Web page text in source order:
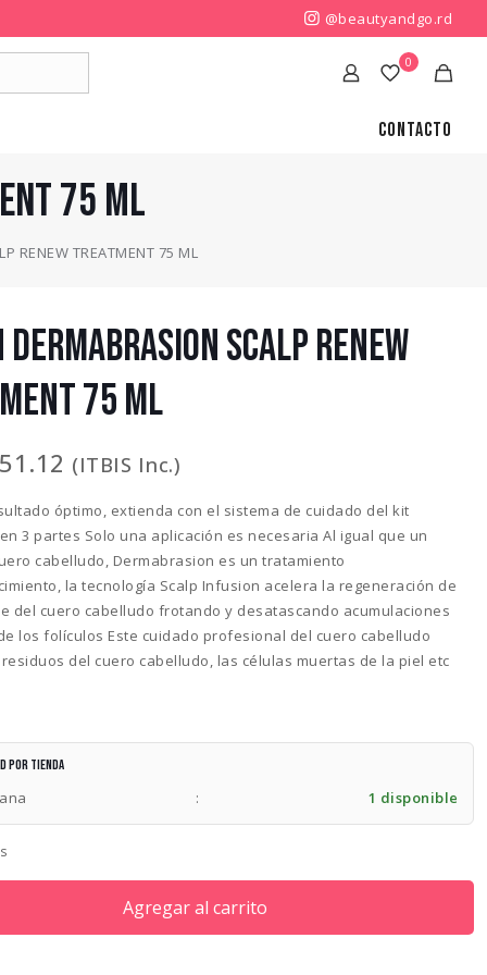
@beautyandgo.rd
0
Contacto
75 ML
RENEW TREATMENT 75 ML
DERMABRASION SCALP RENEW
75 ML
(ITBIS Inc.)
óptimo, extienda con el sistema de cuidado del kit
3 partes Solo una aplicación es necesaria Al igual que un
cabelludo, Dermabrasion es un tratamiento
la tecnología Scalp Infusion acelera la regeneración de
del cuero cabelludo frotando y desatascando acumulaciones
los folículos Este cuidado profesional del cuero cabelludo
del cuero cabelludo, las células muertas de la piel etc
por tienda
: 1 disponible
Agregar al carrito